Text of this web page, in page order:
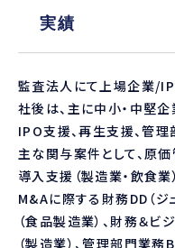
実績
監査法人にて上場企業/
社後は、主に中小・中堅
IPO支援、再生支援、管
主な関与案件として、原
導入支援（製造業・飲食業
M&Aに際する財務DD（ジ
（食品製造業）、財務＆
（製造業）、管理部門業